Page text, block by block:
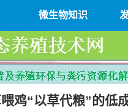
微生物知识
喂鸡“以草代粮”的